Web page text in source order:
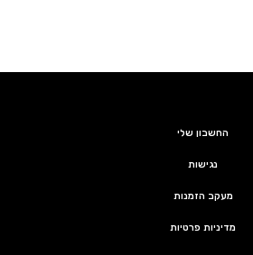
החשבון שלי
נגישות
מעקב הזמנות
מדיניות פרטיות